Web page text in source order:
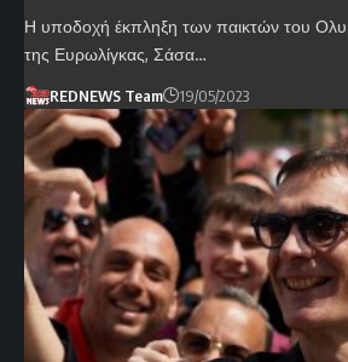
Η υποδοχή έκπληξη των παικτών του
της Ευρωλίγκας, Σάσα…
REDNEWS Team 19/05/2023